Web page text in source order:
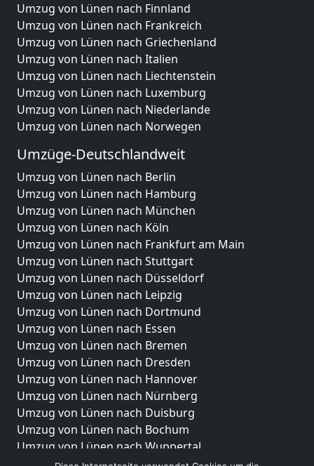
Umzug von Lünen nach Finnland
Umzug von Lünen nach Frankreich
Umzug von Lünen nach Griechenland
Umzug von Lünen nach Italien
Umzug von Lünen nach Liechtenstein
Umzug von Lünen nach Luxemburg
Umzug von Lünen nach Niederlande
Umzug von Lünen nach Norwegen
Umzüge-Deutschlandweit
Umzug von Lünen nach Berlin
Umzug von Lünen nach Hamburg
Umzug von Lünen nach München
Umzug von Lünen nach Köln
Umzug von Lünen nach Frankfurt am Main
Umzug von Lünen nach Stuttgart
Umzug von Lünen nach Düsseldorf
Umzug von Lünen nach Leipzig
Umzug von Lünen nach Dortmund
Umzug von Lünen nach Essen
Umzug von Lünen nach Bremen
Umzug von Lünen nach Dresden
Umzug von Lünen nach Hannover
Umzug von Lünen nach Nürnberg
Umzug von Lünen nach Duisburg
Umzug von Lünen nach Bochum
Umzug von Lünen nach Wuppertal